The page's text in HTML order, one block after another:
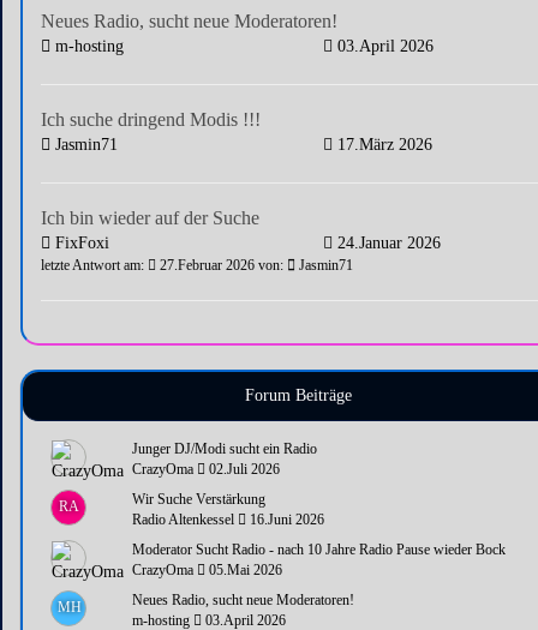
Neues Radio, sucht neue Moderatoren!
m-hosting 03.April 2026
Ich suche dringend Modis !!!
Jasmin71 17.März 2026
Ich bin wieder auf der Suche
FixFoxi 24.Januar 2026
letzte Antwort am: 27.Februar 2026 von: Jasmin71
Forum Beiträge
Junger DJ/Modi sucht ein Radio
CrazyOma
02.Juli 2026
RA
Wir Suche Verstärkung
Radio Altenkessel
16.Juni 2026
Moderator Sucht Radio - nach 10 Jahre Radio Pause wieder Bock
CrazyOma
05.Mai 2026
MH
Neues Radio, sucht neue Moderatoren!
m-hosting
03.April 2026